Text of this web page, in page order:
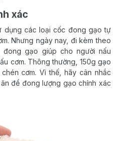
xác
dụng các loại cốc đong gạo tự
Nhưng ngày nay, đi kèm theo
gạo giúp cho người nấu
cơm. Thông thường, 150g gạo
cơm. Vì thế, hãy cân nhắc
để đong lượng gạo chính xác